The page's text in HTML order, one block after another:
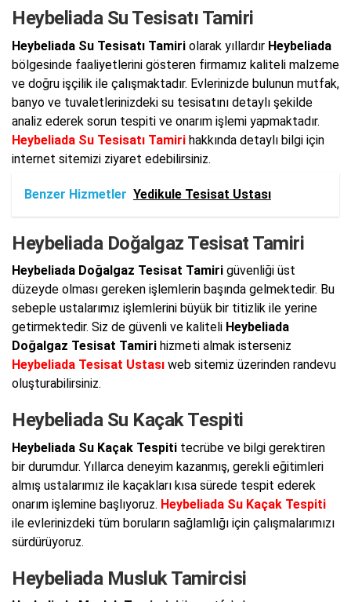
Heybeliada Su Tesisatı Tamiri
Heybeliada Su Tesisatı Tamiri olarak yıllardır Heybeliada
bölgesinde faaliyetlerini gösteren firmamız kaliteli malzeme
ve doğru işçilik ile çalışmaktadır. Evlerinizde bulunun mutfak,
banyo ve tuvaletlerinizdeki su tesisatını detaylı şekilde
analiz ederek sorun tespiti ve onarım işlemi yapmaktadır.
Heybeliada Su Tesisatı Tamiri hakkında detaylı bilgi için
internet sitemizi ziyaret edebilirsiniz.
Benzer Hizmetler Yedikule Tesisat Ustası
Heybeliada Doğalgaz Tesisat Tamiri
Heybeliada Doğalgaz Tesisat Tamiri güvenliği üst
düzeyde olması gereken işlemlerin başında gelmektedir. Bu
sebeple ustalarımız işlemlerini büyük bir titizlik ile yerine
getirmektedir. Siz de güvenli ve kaliteli Heybeliada
Doğalgaz Tesisat Tamiri hizmeti almak isterseniz
Heybeliada Tesisat Ustası web sitemiz üzerinden randevu
oluşturabilirsiniz.
Heybeliada Su Kaçak Tespiti
Heybeliada Su Kaçak Tespiti tecrübe ve bilgi gerektiren
bir durumdur. Yıllarca deneyim kazanmış, gerekli eğitimleri
almış ustalarımız ile kaçakları kısa sürede tespit ederek
onarım işlemine başlıyoruz. Heybeliada Su Kaçak Tespiti
ile evlerinizdeki tüm boruların sağlamlığı için çalışmalarımızı
sürdürüyoruz.
Heybeliada Musluk Tamircisi